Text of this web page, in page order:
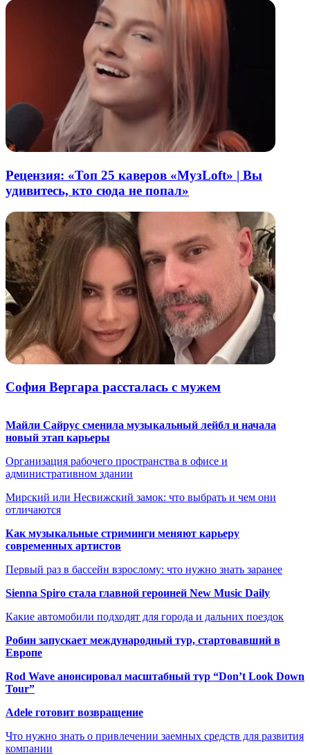
Рецензия: «Топ 25 каверов «МузLoft» | Вы
удивитесь, кто сюда не попал»
София Вергара рассталась с мужем
Майли Сайрус сменила музыкальный лейбл и начала
новый этап карьеры
Организация рабочего пространства в офисе и
административном здании
Мирский или Несвижский замок: что выбрать и чем они
отличаются
Как музыкальные стриминги меняют карьеру
современных артистов
Первый раз в бассейн взрослому: что нужно знать заранее
Sienna Spiro стала главной героиней New Music Daily
Какие автомобили подходят для города и дальних поездок
Робин запускает международный тур, стартовавший в
Европе
Rod Wave анонсировал масштабный тур “Don’t Look Down
Tour”
Adele готовит возвращение
Что нужно знать о привлечении заемных средств для развития
компании